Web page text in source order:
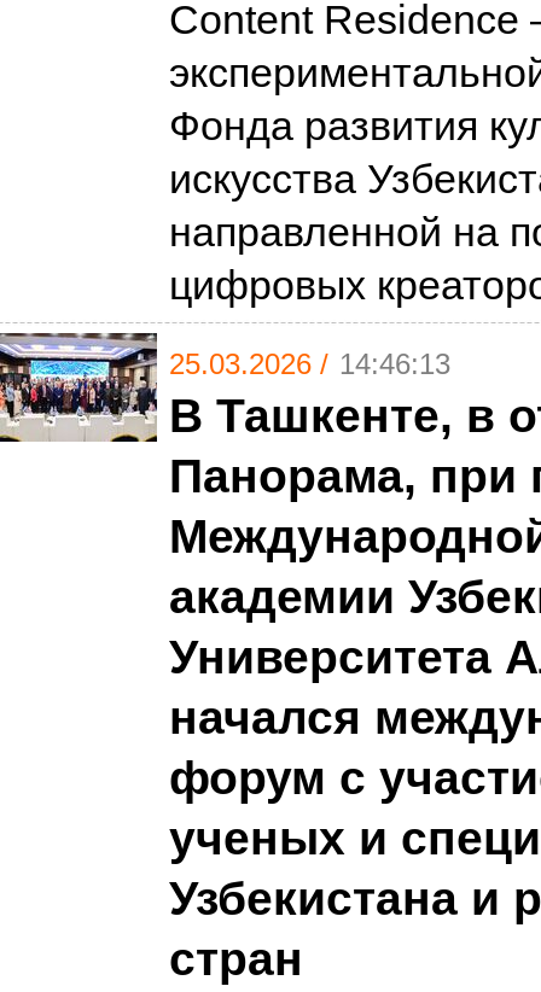
Content
Фонда развития
искусства
направленной на
цифровых
25.03.2026 / 14:46:13
В Ташкенте, в
Панорама, при
академии
Университета
начался
форум с
ученых и
Узбекистана и
стран